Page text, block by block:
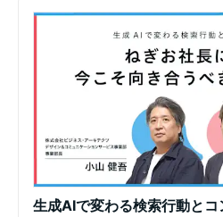
生成AIで変わる検索行動と